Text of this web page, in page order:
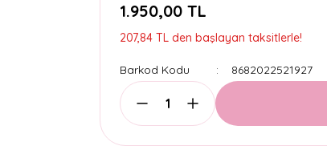
1.950,00 TL
207,84 TL den başlayan taksitlerle!
Barkod Kodu 8682022521927